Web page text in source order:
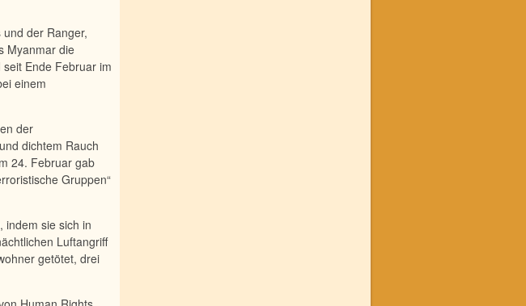
der Ranger,
Myanmar die
Ende Februar im
einem
der
dichtem Rauch
24. Februar gab
Gruppen“
indem sie sich in
Luftangriff
getötet, drei